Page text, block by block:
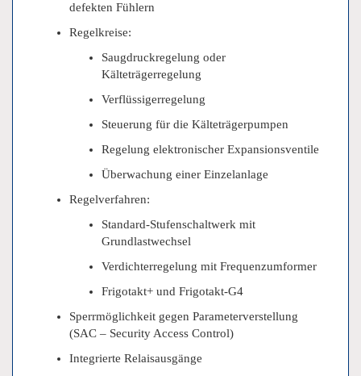
defekten Fühlern
Regelkreise:
Saugdruckregelung oder
Kälteträgerregelung
Verflüssigerregelung
Steuerung für die Kälteträgerpumpen
Regelung elektronischer Expansionsventile
Überwachung einer Einzelanlage
Regelverfahren:
Standard-Stufenschaltwerk mit
Grundlastwechsel
Verdichterregelung mit Frequenzumformer
Frigotakt+ und Frigotakt-G4
Sperrmöglichkeit gegen Parameterverstellung
(SAC – Security Access Control)
Integrierte Relaisausgänge